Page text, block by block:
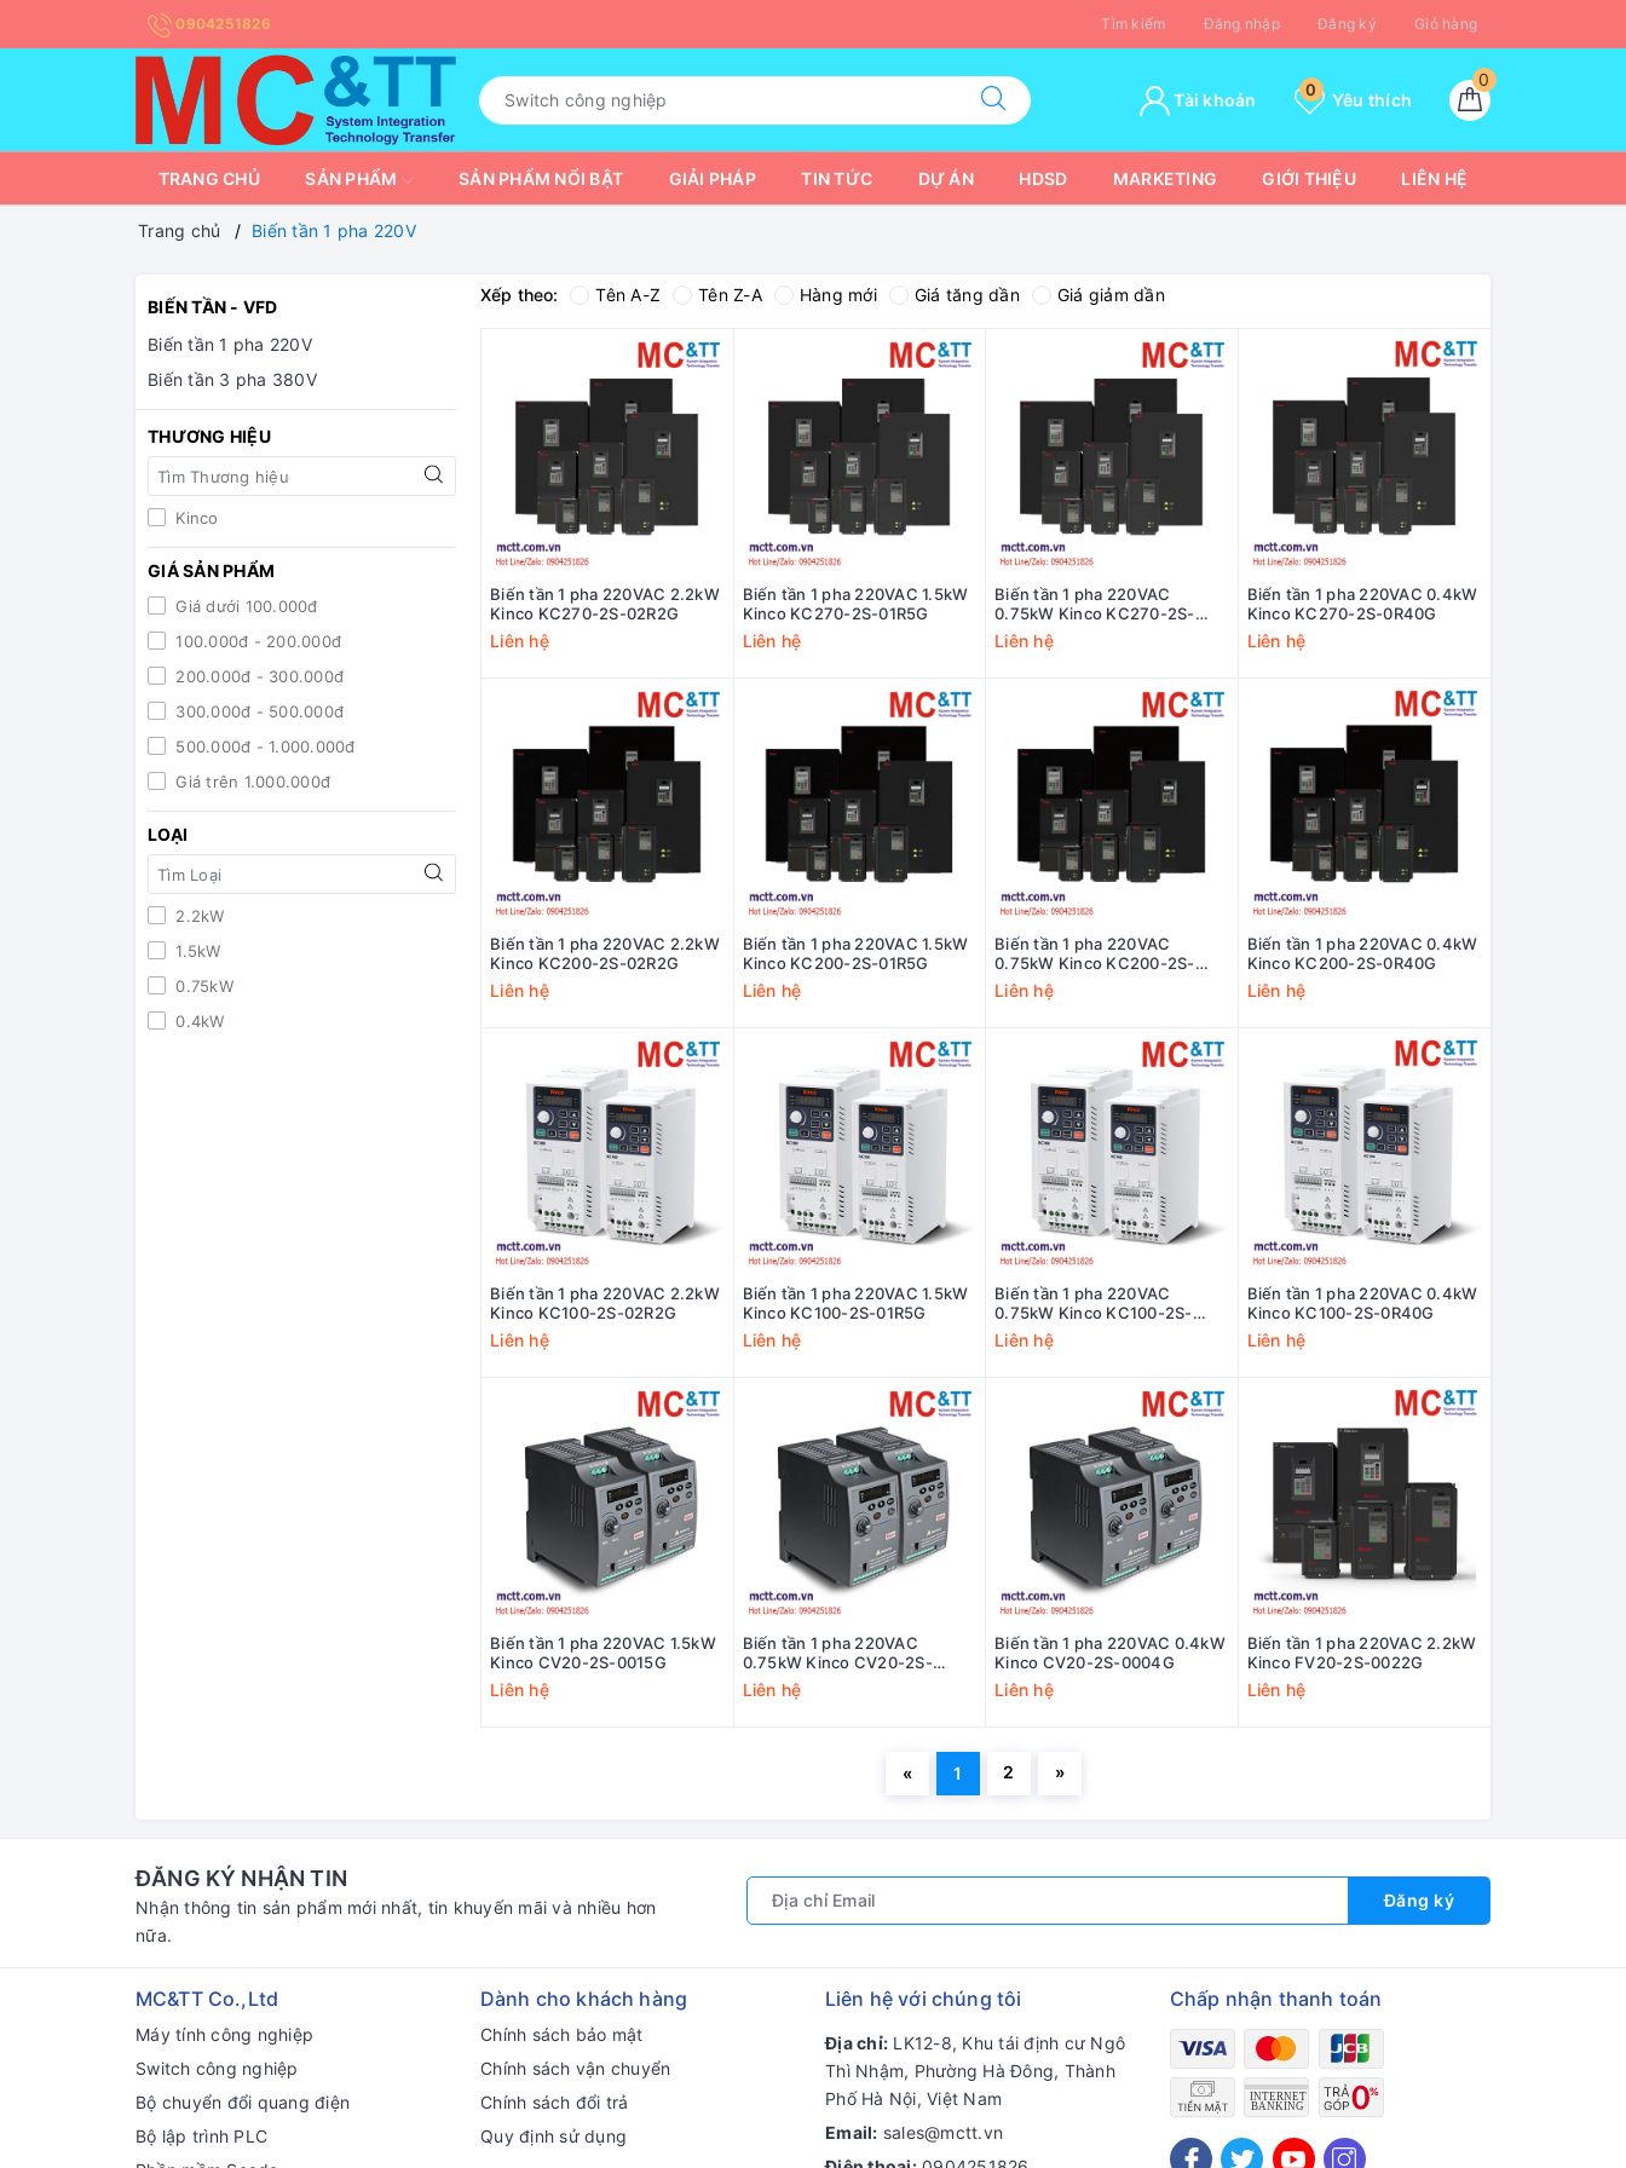
0904251826 Tìm kiếm Đăng nhập Đăng ký Giỏ hàng
0
Yêu thích
0
Tài khoản
TRANG CHỦ SẢN PHẨM SẢN PHẨM NỔI BẬT GIẢI PHÁP TIN TỨC DỰ ÁN HDSD MARKETING GIỚI THIỆU LIÊN HỆ
Trang chủ Biến tần 1 pha 220V
BIẾN TẦN - VFD
Biến tần 1 pha 220V
Biến tần 3 pha 380V
THƯƠNG HIỆU
Kinco
GIÁ SẢN PHẨM
Giá dưới 100.000đ
100.000đ - 200.000đ
200.000đ - 300.000đ
300.000đ - 500.000đ
500.000đ - 1.000.000đ
Giá trên 1.000.000đ
LOẠI
2.2kW
1.5kW
0.75kW
0.4kW
Xếp theo: Tên A-Z Tên Z-A Hàng mới Giá tăng dần Giá giảm dần
Biến tần 1 pha 220VAC 2.2kW
Kinco KC270-2S-02R2G
Liên hệ
Biến tần 1 pha 220VAC 1.5kW
Kinco KC270-2S-01R5G
Liên hệ
Biến tần 1 pha 220VAC
0.75kW Kinco KC270-2S-
0R75G
Liên hệ
Biến tần 1 pha 220VAC 0.4kW
Kinco KC270-2S-0R40G
Liên hệ
Biến tần 1 pha 220VAC 2.2kW
Kinco KC200-2S-02R2G
Liên hệ
Biến tần 1 pha 220VAC 1.5kW
Kinco KC200-2S-01R5G
Liên hệ
Biến tần 1 pha 220VAC
0.75kW Kinco KC200-2S-
0R75G
Liên hệ
Biến tần 1 pha 220VAC 0.4kW
Kinco KC200-2S-0R40G
Liên hệ
Biến tần 1 pha 220VAC 2.2kW
Kinco KC100-2S-02R2G
Liên hệ
Biến tần 1 pha 220VAC 1.5kW
Kinco KC100-2S-01R5G
Liên hệ
Biến tần 1 pha 220VAC
0.75kW Kinco KC100-2S-
0R75G
Liên hệ
Biến tần 1 pha 220VAC 0.4kW
Kinco KC100-2S-0R40G
Liên hệ
Biến tần 1 pha 220VAC 1.5kW
Kinco CV20-2S-0015G
Liên hệ
Biến tần 1 pha 220VAC
0.75kW Kinco CV20-2S-
0007G
Liên hệ
Biến tần 1 pha 220VAC 0.4kW
Kinco CV20-2S-0004G
Liên hệ
Biến tần 1 pha 220VAC 2.2kW
Kinco FV20-2S-0022G
Liên hệ
« 1 2 »
ĐĂNG KÝ NHẬN TIN
Nhận thông tin sản phẩm mới nhất, tin khuyến mãi và nhiều hơn
nữa.
Đăng ký
MC&TT Co.,Ltd
Máy tính công nghiệp
Switch công nghiệp
Bộ chuyển đổi quang điện
Bộ lập trình PLC
Dành cho khách hàng
Chính sách bảo mật
Chính sách vận chuyển
Chính sách đổi trả
Quy định sử dụng
Liên hệ với chúng tôi
Địa chỉ: LK12-8, Khu tái định cư Ngô
Thì Nhậm, Phường Hà Đông, Thành
Phố Hà Nội, Việt Nam
Email: sales@mctt.vn
Chấp nhận thanh toán